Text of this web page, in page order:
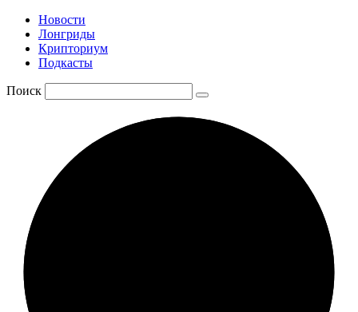
Новости
Лонгриды
Крипториум
Подкасты
Поиск